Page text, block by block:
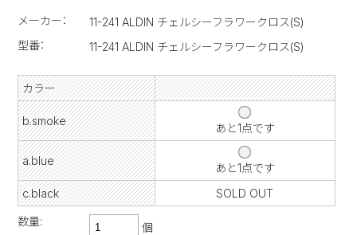
メーカー：
11-241 ALDIN チェルシーフラワークロス(S)
型番：
11-241 ALDIN チェルシーフラワークロス(S)
カラー
b.smoke
あと1点です
a.blue
あと1点です
c.black
SOLD OUT
数量: 個